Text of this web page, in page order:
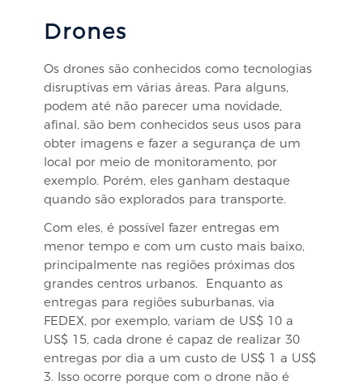
Drones
Os drones são conhecidos como tecnologias
disruptivas em várias áreas. Para alguns,
podem até não parecer uma novidade,
afinal, são bem conhecidos seus usos para
obter imagens e fazer a segurança de um
local por meio de monitoramento, por
exemplo. Porém, eles ganham destaque
quando são explorados para transporte.
Com eles, é possível fazer entregas em
menor tempo e com um custo mais baixo,
principalmente nas regiões próximas dos
grandes centros urbanos. Enquanto as
entregas para regiões suburbanas, via
FEDEX, por exemplo, variam de US$ 10 a
US$ 15, cada drone é capaz de realizar 30
entregas por dia a um custo de US$ 1 a US$
3. Isso ocorre porque com o drone não é